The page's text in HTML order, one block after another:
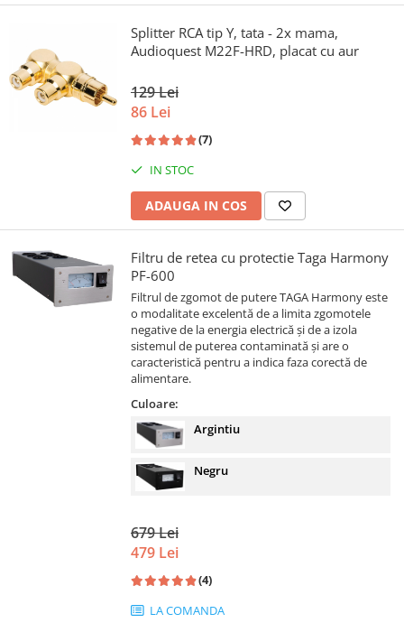
Splitter RCA tip Y, tata - 2x mama,
Audioquest M22F-HRD, placat cu aur
129 Lei
86 Lei
(7)
IN STOC
ADAUGA IN COS
Filtru de retea cu protectie Taga Harmony
PF-600
Filtrul de zgomot de putere TAGA Harmony este
o modalitate excelentă de a limita zgomotele
negative de la energia electrică și de a izola
sistemul de puterea contaminată și are o
caracteristică pentru a indica faza corectă de
alimentare.
Culoare:
Argintiu
Negru
679 Lei
479 Lei
(4)
LA COMANDA